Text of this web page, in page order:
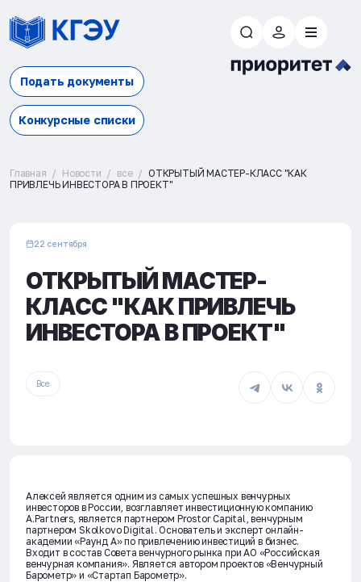
Подать документы
Конкурсные списки
Главная Новости все
ОТКРЫТЫЙ МАСТЕР-КЛАСС "КАК
ПРИВЛЕЧЬ ИНВЕСТОРА В ПРОЕКТ"
22 сентября
ОТКРЫТЫЙ МАСТЕР-
КЛАСС "КАК ПРИВЛЕЧЬ
ИНВЕСТОРА В ПРОЕКТ"
Все
Алексей является одним из самых успешных венчурных
инвесторов в России, возглавляет инвестиционную компанию
А.Partners, является партнером Prostor Capital, венчурным
партнером Skolkovo Digital. Основатель и эксперт онлайн-
академии «Раунд А» по привлечению инвестиций в бизнес.
Входит в состав Совета венчурного рынка при АО «Российская
венчурная компания». Является автором проектов «Венчурный
Барометр» и «Стартап Барометр».